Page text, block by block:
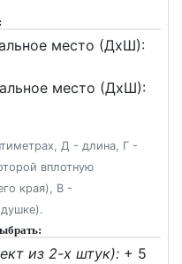
место (ДxШ):
место (ДxШ):
Д - длина, Г -
вплотную
края), В -
из 2-х штук): + 5